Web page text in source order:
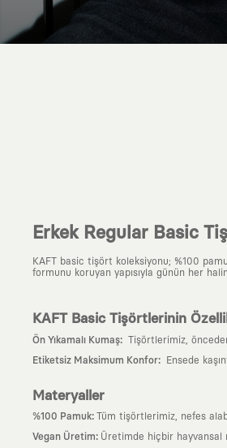
Erkek Regular Basic
KAFT basic tişört koleksiyonu; %100
formunu koruyan yapısıyla günün her
KAFT Basic Tişörtlerinin
Ön Yıkamalı Kumaş: Tişörtlerimiz,
Etiketsiz Maksimum Konfor: Ensede
Materyaller
%100 Pamuk: Tüm tişörtlerimiz, nefes
Vegan Üretim: Üretimde hiçbir hayvansal